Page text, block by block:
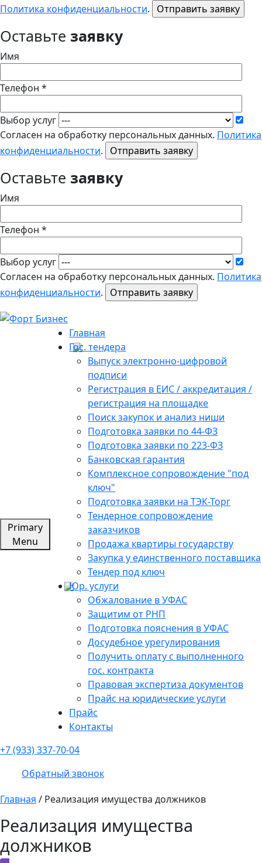
Политика конфиденциальности.
Оставьте заявку
Имя
Телефон *
Выбор услуг
Согласен на обработку персональных данных. Политика
конфиденциальности.
Оставьте заявку
Имя
Телефон *
Выбор услуг
Согласен на обработку персональных данных. Политика
конфиденциальности.
Primary
Menu
Главная
Гос. тендера
Выпуск электронно-цифровой
подписи
Регистрация в ЕИС / аккредитация /
регистрация на площадке
Поиск закупок и анализ ниши
Подготовка заявки по 44-ФЗ
Подготовка заявки по 223-ФЗ
Банковская гарантия
Комплексное сопровождение "под
ключ"
Подготовка заявки на ТЭК-Торг
Тендерное сопровождение
заказчиков
Продажа квартиры государству
Закупка у единственного поставщика
Тендер под ключ
Юр. услуги
Обжалование в УФАС
Защитим от РНП
Подготовка пояснения в УФАС
Досудебное урегулирования
Получить оплату с выполненного
гос. контракта
Правовая экспертиза документов
Прайс на юридические услуги
Прайс
Контакты
+7 (933) 337-70-04
Обратный звонок
Главная / Реализация имущества должников
Реализация имущества
должников